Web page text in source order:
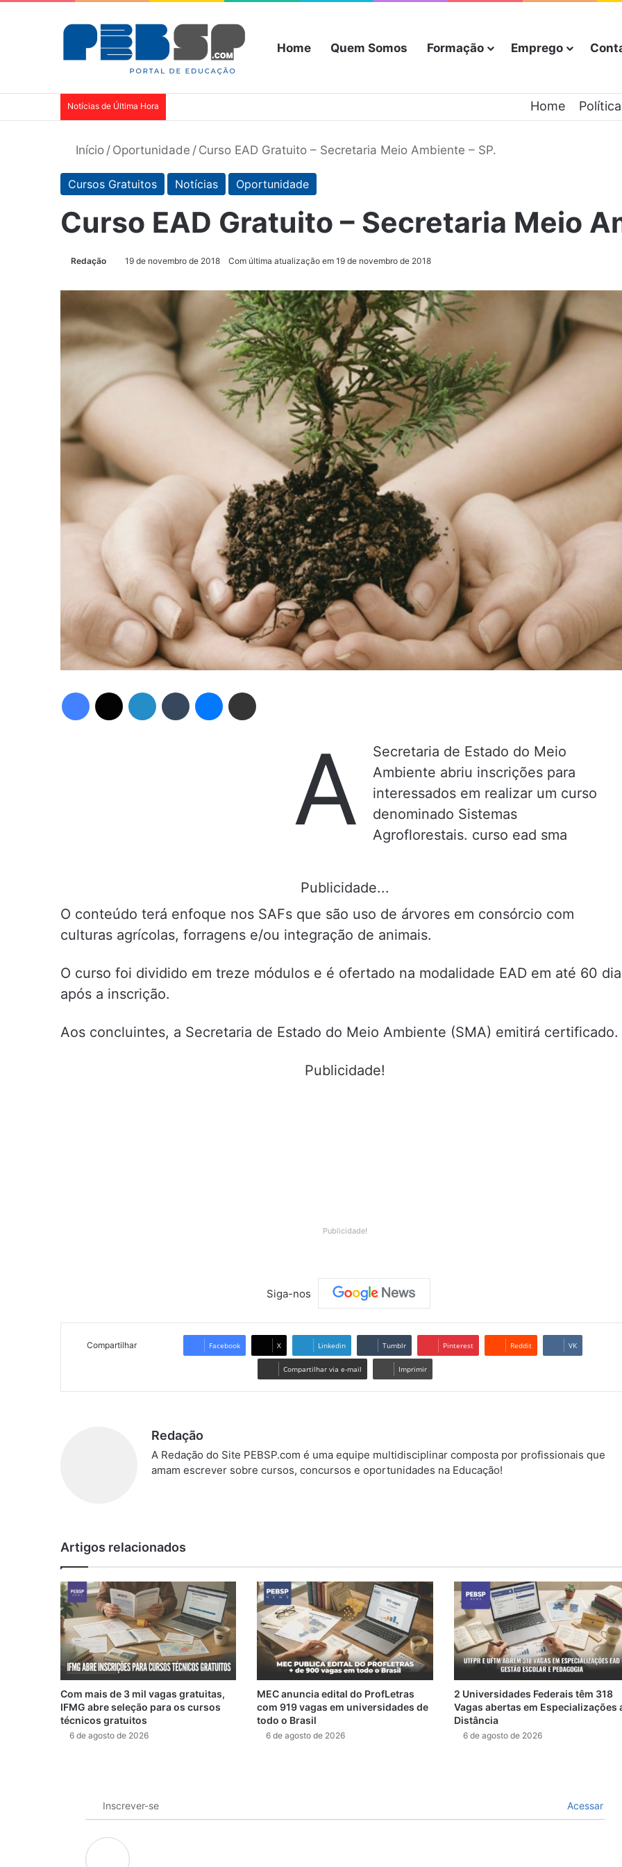
Home Quem Somos Formação Emprego
Notícias de Última Hora Home
Início / Oportunidade / Curso EAD Gratuito – Secretaria Meio Ambiente – SP.
Cursos Gratuitos Notícias Oportunidade
Curso EAD Gratuito – Secretaria Meio
Redação 19 de novembro de 2018 Com última atualização em 19 de novembro de 2018
A
Secretaria de Estado do Meio
Ambiente abriu inscrições para
interessados em realizar um curso
denominado Sistemas
Agroflorestais. curso ead sma
Publicidade...
O conteúdo terá enfoque nos SAFs que são uso de árvores em consórcio com
culturas agrícolas, forragens e/ou integração de animais.
O curso foi dividido em treze módulos e é ofertado na modalidade EAD em até 60
após a inscrição.
Aos concluintes, a Secretaria de Estado do Meio Ambiente (SMA) emitirá certificado.
Publicidade!
Publicidade!
Siga-nos
Compartilhar Facebook X Linkedin Tumblr Pinterest Reddit VK
Compartilhar via e-mail Imprimir
Redação
A Redação do Site PEBSP.com é uma equipe multidisciplinar composta por profissionais que
amam escrever sobre cursos, concursos e oportunidades na Educação!
Artigos relacionados
Com mais de 3 mil vagas gratuitas,
IFMG abre seleção para os cursos
técnicos gratuitos
6 de agosto de 2026
MEC anuncia edital do ProfLetras
com 919 vagas em universidades de
todo o Brasil
6 de agosto de 2026
2 Universidades Federais têm 318
Vagas abertas em Especializações
Distância
6 de agosto de 2026
Inscrever-se Acessar